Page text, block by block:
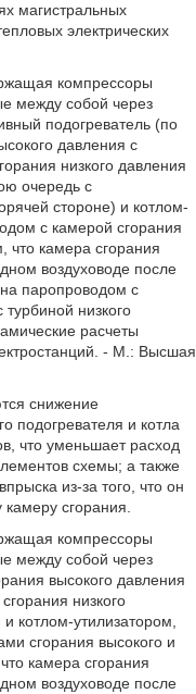
магистральных
электрических
компрессоры
между собой через
подогреватель (по
давления с
низкого давления
очередь с
стороне) и котлом-
с камерой сгорания
что камера сгорания
воздуховоде после
паропроводом с
низкого
расчеты
- М.: Высшая
снижение
подогревателя и котла
что уменьшает расход
схемы; а также
из-за того, что он
сгорания.
компрессоры
между собой через
высокого давления
низкого
котлом-утилизатором,
сгорания высокого и
камера сгорания
воздуховоде после